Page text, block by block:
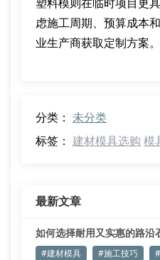
虑施工周期、预算成本
业生产商获取定制方案。
分类： 未分类
标签： 建材模具选购 模
最新文章
如何选择耐用又实惠的路沿
#建材模具 #施工技巧